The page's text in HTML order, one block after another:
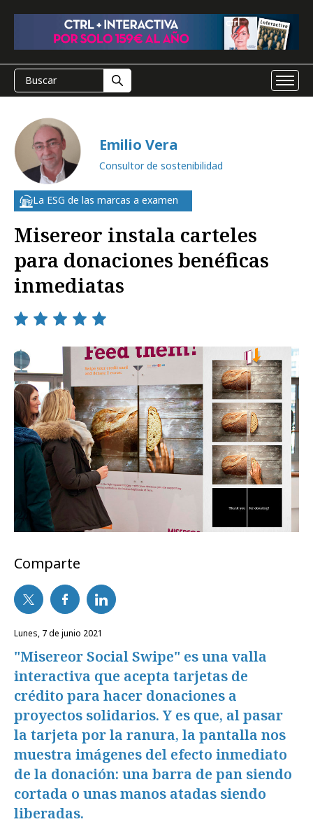
Emilio Vera
Consultor de sostenibilidad
La ESG de las marcas a examen
Misereor instala carteles
para donaciones benéficas
inmediatas
Comparte
lunes, 7 de junio 2021
"Misereor Social Swipe" es una valla
interactiva que acepta tarjetas de
crédito para hacer donaciones a
proyectos solidarios. Y es que, al pasar
la tarjeta por la ranura, la pantalla nos
muestra imágenes del efecto inmediato
de la donación: una barra de pan siendo
cortada o unas manos atadas siendo
liberadas.